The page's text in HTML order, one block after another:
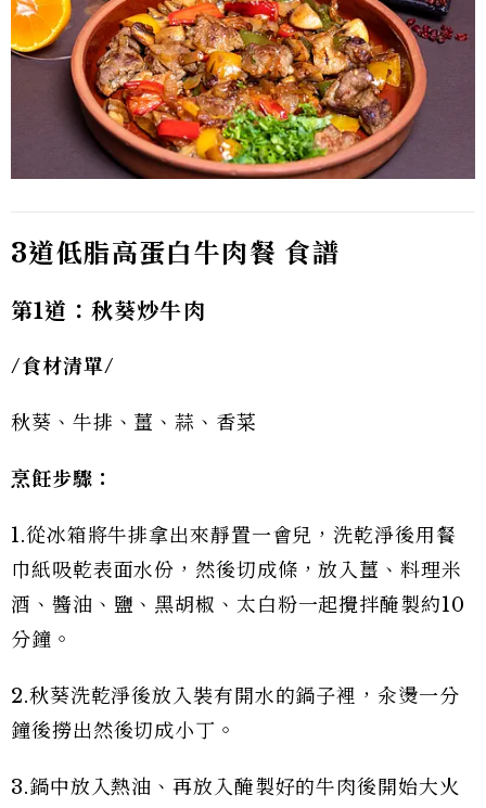
3道低脂高蛋白牛肉餐 食譜
第1道：秋葵炒牛肉
/食材清單/
秋葵、牛排、薑、蒜、香菜
烹飪步驟：
1.從冰箱將牛排拿出來靜置一會兒，洗乾淨後用餐
巾紙吸乾表面水份，然後切成條，放入薑、料理米
酒、醬油、鹽、黑胡椒、太白粉一起攪拌醃製約10
分鐘。
2.秋葵洗乾淨後放入裝有開水的鍋子裡，汆燙一分
鐘後撈出然後切成小丁。
3.鍋中放入熱油、再放入醃製好的牛肉後開始大火